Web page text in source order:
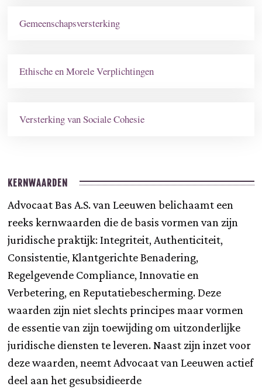
Gemeenschapsversterking
Ethische en Morele Verplichtingen
Versterking van Sociale Cohesie
KERNWAARDEN
Advocaat Bas A.S. van Leeuwen belichaamt een
reeks kernwaarden die de basis vormen van zijn
juridische praktijk: Integriteit, Authenticiteit,
Consistentie, Klantgerichte Benadering,
Regelgevende Compliance, Innovatie en
Verbetering, en Reputatiebescherming. Deze
waarden zijn niet slechts principes maar vormen
de essentie van zijn toewijding om uitzonderlijke
juridische diensten te leveren. Naast zijn inzet voor
deze waarden, neemt Advocaat van Leeuwen actief
deel aan het gesubsidieerde